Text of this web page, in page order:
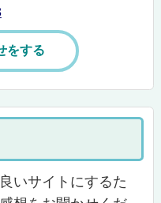
をする
いサイトにするた